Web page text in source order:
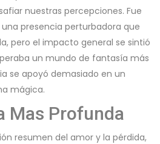
nuestras percepciones. Fue
presencia perturbadora que
pero el impacto general se sintió
un mundo de fantasía más
se apoyó demasiado en un
mágica.
Mas Profunda
resumen del amor y la pérdida,